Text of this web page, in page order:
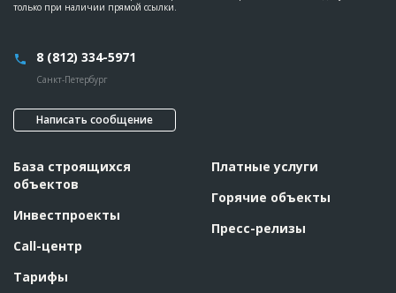
только при наличии прямой ссылки.
8 (812) 334-5971
Санкт-Петербург
Написать сообщение
База строящихся
объектов
Инвестпроекты
Call-центр
Тарифы
Платные услуги
Горячие объекты
Пресс-релизы